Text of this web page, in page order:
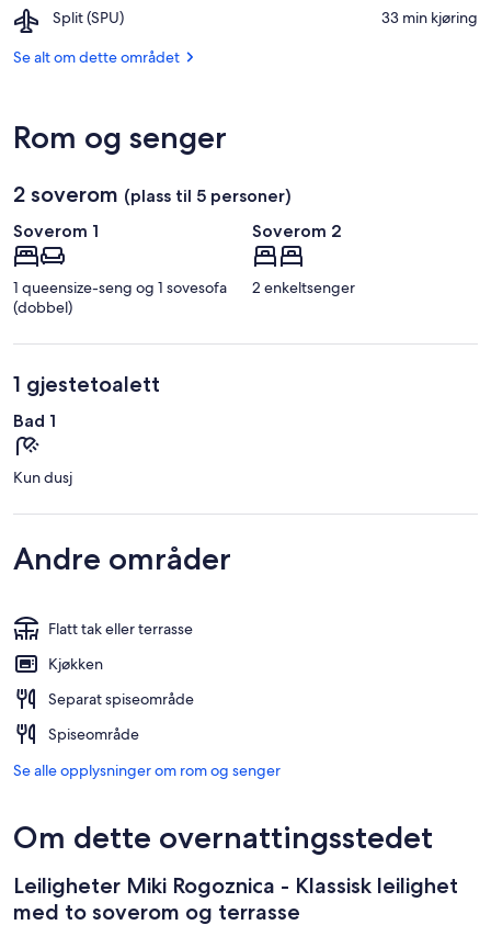
kirke
nær
Split (SPU)
Airport,
(SPU)
‪33 min kjøring‬
Se alt om dette området
Rom og senger
2 soverom (plass til 5 personer)
Soverom 1
1 queensize-seng og 1 sovesofa
(dobbel)
Soverom 2
2 enkeltsenger
1 gjestetoalett
Bad 1
Kun dusj
Andre områder
Flatt tak eller terrasse
Kjøkken
Separat spiseområde
Spiseområde
Se alle opplysninger om rom og senger
Om dette overnattingsstedet
Leiligheter Miki Rogoznica - Klassisk leilighet
med to soverom og terrasse